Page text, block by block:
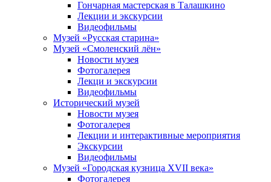
Гончарная мастерская в Талашкино
Лекции и экскурсии
Видеофильмы
Музей «Русская старина»
Музей «Смоленский лён»
Новости музея
Фотогалерея
Лекци и экскурсии
Видеофильмы
Исторический музей
Новости музея
Фотогалерея
Лекции и интерактивные мероприятия
Экскурсии
Видеофильмы
Музей «Городская кузница XVII века»
Фотогалерея